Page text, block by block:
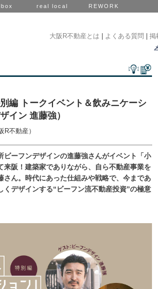
real local REWORK
大阪R不動産とは よくある質問 掲
編 トークイベント＆飲みニケーシ
イン 進藤強）
不動産）
ーフンデザインの進藤強さんがイベント「小
来阪！建築家でありながら、自ら不動産事業を
さん。時代にあった仕組みや戦略で、今まであ
くデザインする“ビーフン流不動産投資”の極意